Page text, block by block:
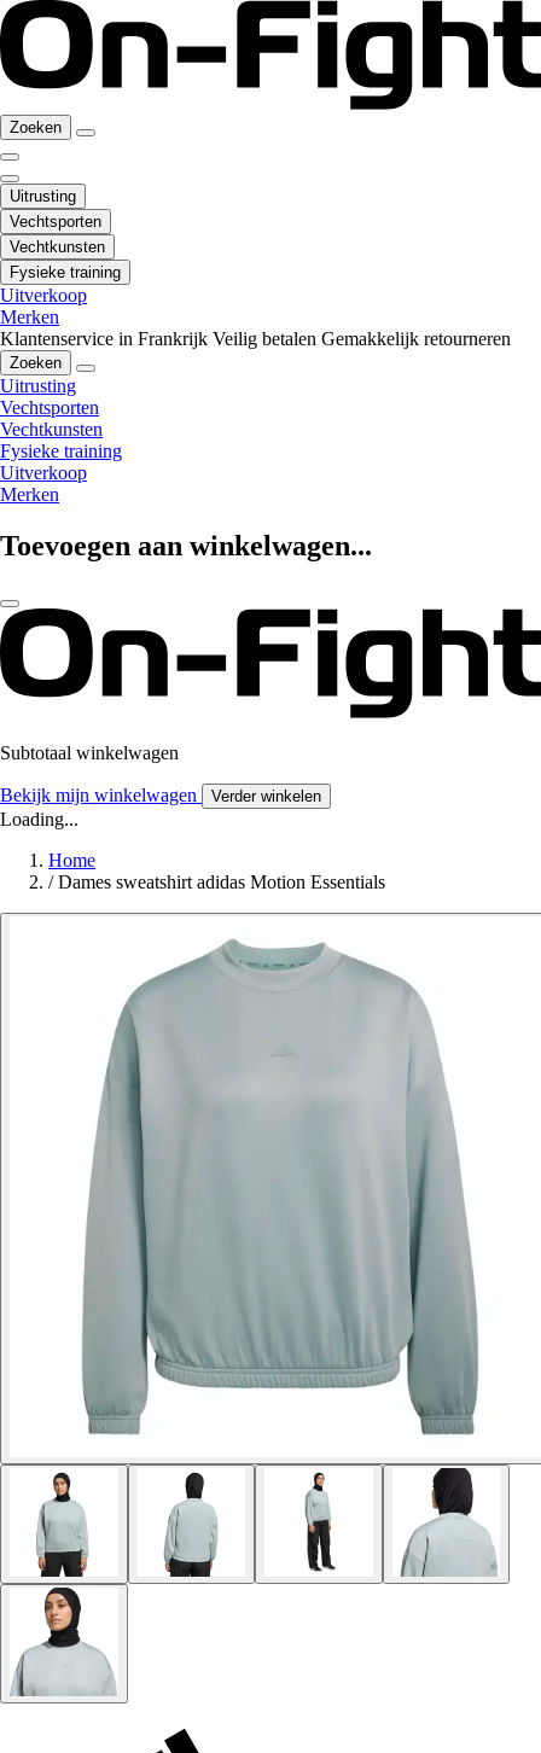
Zoeken
Uitrusting
Vechtsporten
Vechtkunsten
Fysieke training
Uitverkoop
Merken
Klantenservice in Frankrijk Veilig betalen Gemakkelijk retourneren
Zoeken
Uitrusting
Vechtsporten
Vechtkunsten
Fysieke training
Uitverkoop
Merken
Toevoegen aan winkelwagen...
Subtotaal winkelwagen
Bekijk mijn winkelwagen Verder winkelen
Loading...
Home
/ Dames sweatshirt adidas Motion Essentials